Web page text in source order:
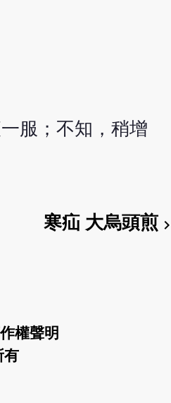
服；不知，稍增
寒疝 大烏頭煎 chevron_right
權聲明
有